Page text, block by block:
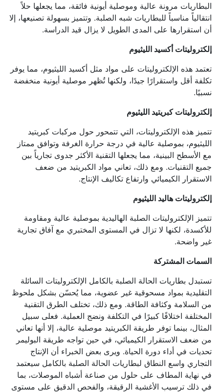
البطاريات مرونة عالية وموصلية أيونية فائقة، مما يجعلها حلاً
انتقالياً مناسباً للبطاريات شبه الصلبة. وتتميز بسهولة تصنيعها، إلا
أن استقرارها على المدى الطويل لا يزال قيد الدراسة.
إلكتروليتات أكسيد الليثيوم
تعتمد هذه الإلكتروليتات على مواد مثل أكسيد الليثيوم، مما يوفر
تكلفة أقل واستقرارًا جيدًا، ولكنها تُظهر موصلية أيونية منخفضة
نسبيًا.
إلكتروليتات كبريتيد الليثيوم
تتميز هذه الإلكتروليتات، التي تتمحور حول مركبات كبريتيد
الليثيوم، بموصلية عالية في درجة حرارة الغرفة وتوافق ممتاز
مع الأسطح البينية، مما يجعلها التقنية الأكثر جدوى تجارياً بين
جميع التقنيات. ومع ذلك، تعاني مواد الكبريتيد من ضعف
الاستقرار الكيميائي وارتفاع تكاليف الإنتاج.
إلكتروليتات هاليد الليثيوم
تتميز الإلكتروليتات الصلبة الهاليدية بموصلية عالية ومقاومة
للأكسدة، لكنها لا تزال في المستوى المختبري مع آفاق تجارية
غير واضحة.
السمات المشتركة
تستبدل بطاريات الحالة الصلبة بالكامل الإلكتروليتات السائلة
التقليدية بمواد مسحوقية غير عضوية، مما يُحسّن بشكل ملحوظ
من السلامة وكثافة الطاقة. ومع ذلك، تختلف الطرق التقنية
المختلفة اختلافًا كبيرًا في التكلفة ونضج العملية. فعلى سبيل
المثال، بينما توفر طريقة الكبريتيد موصلية عالية، إلا أنها تعاني
من ضعف الاستقرار الكيميائي، في حين تواجه طريقة البوليمر
تحديات في أداء دورة الحياة. ويرى بعض الخبراء أن الإنتاج
التجاري واسع النطاق لبطاريات الحالة الصلبة بالكامل سيعتمد
في نهاية المطاف على حلول من صناعة أشباه الموصلات، بما
في ذلك ترسيب الأغشية الرقيقة، والفحص الدقيق على مستوى